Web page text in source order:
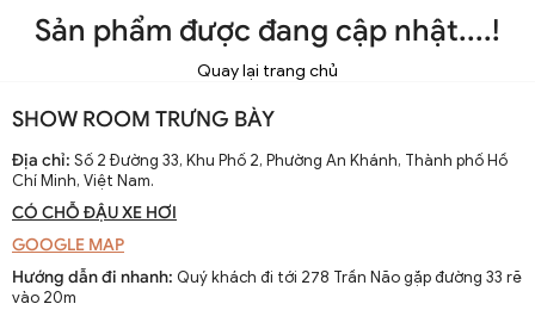
Sản phẩm được đang cập nhật....!
Quay lại trang chủ
SHOW ROOM TRƯNG BÀY
Địa chỉ: Số 2 Đường 33, Khu Phố 2, Phường An Khánh, Thành phố Hồ
Chí Minh, Việt Nam.
CÓ CHỖ ĐẬU XE HƠI
GOOGLE MAP
Hướng dẫn đi nhanh: Quý khách đi tới 278 Trần Não gặp đường 33 rẽ
vào 20m